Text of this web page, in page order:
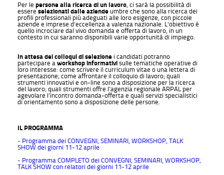
Per le persone alla ricerca di un lavoro , ci sarà la possibilità di
essereselezionati dalle aziende umbre che sono alla ricerca dei
profili professionali più adeguati alle loro esigenze, con piccole
aziende e imprese d'eccellenza a valenza nazionale. L'obiettivo è
quello incrociare dal vivo domanda e offerta di lavoro, in un
contesto in cui saranno disponibili varie opportunità di impiego.
In attesa dei colloqui di selezione i candidati potranno
partecipare a workshop informativi sulle tematiche operative di
loro interesse: come scrivere il curriculum vitae o una lettera di
presentazione; come affrontare il colloquio di lavoro; quali
strumenti innovativi e on-line sono a disposizione per la ricerca
del lavoro; quali strumenti offre l'agenzia regionale ARPAL per
agevolare l'incontro domanda-offerta e quali servizi specialistici
di orientamento sono a disposizione delle persone.
IL PROGRAMMA
- Programma dei CONVEGNI, SEMINARI, WORKSHOP, TALK
SHOW dei giorni 11-12 aprile
- Programma COMPLETO dei CONVEGNI, SEMINARI, WORKSHOP,
TALK SHOW con relatori dei giorni 11-12 aprile